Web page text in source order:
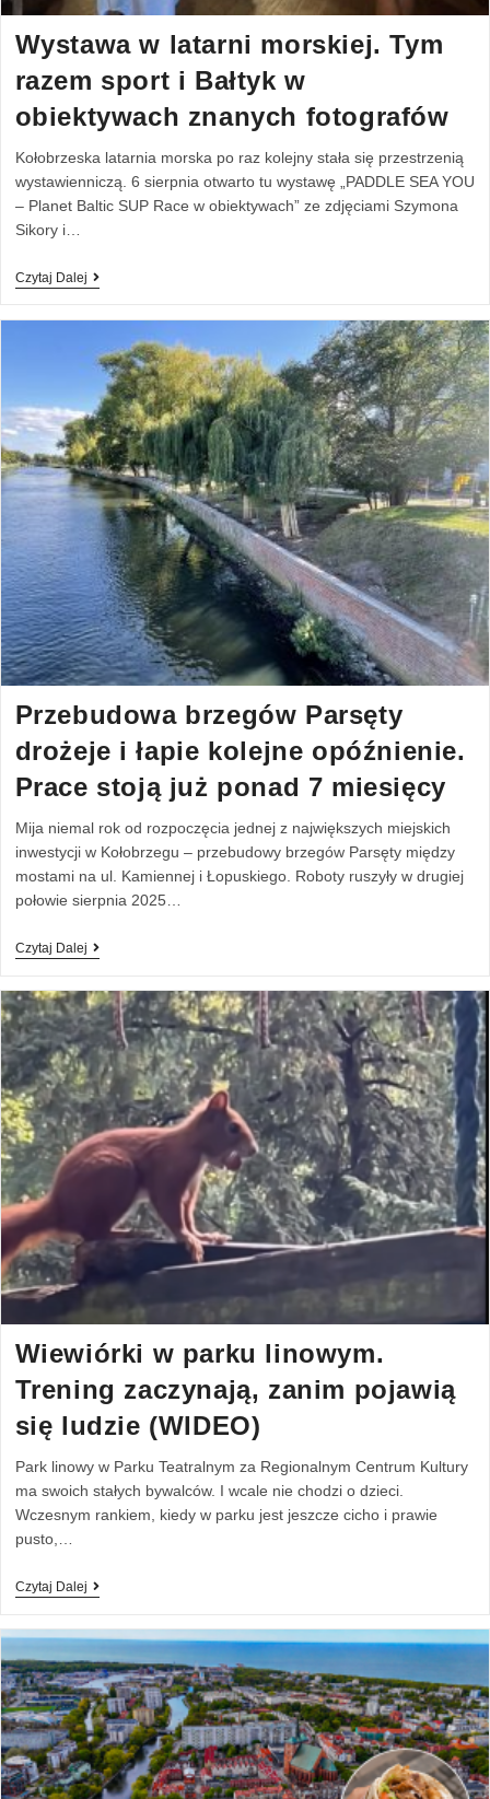
Wystawa w latarni morskiej. Tym
razem sport i Bałtyk w
obiektywach znanych fotografów
Kołobrzeska latarnia morska po raz kolejny stała się przestrzenią
wystawienniczą. 6 sierpnia otwarto tu wystawę „PADDLE SEA YOU
– Planet Baltic SUP Race w obiektywach” ze zdjęciami Szymona
Sikory i…
Czytaj Dalej
Przebudowa brzegów Parsęty
drożeje i łapie kolejne opóźnienie.
Prace stoją już ponad 7 miesięcy
Mija niemal rok od rozpoczęcia jednej z największych miejskich
inwestycji w Kołobrzegu – przebudowy brzegów Parsęty między
mostami na ul. Kamiennej i Łopuskiego. Roboty ruszyły w drugiej
połowie sierpnia 2025…
Czytaj Dalej
Wiewiórki w parku linowym.
Trening zaczynają, zanim pojawią
się ludzie (WIDEO)
Park linowy w Parku Teatralnym za Regionalnym Centrum Kultury
ma swoich stałych bywalców. I wcale nie chodzi o dzieci.
Wczesnym rankiem, kiedy w parku jest jeszcze cicho i prawie
pusto,…
Czytaj Dalej